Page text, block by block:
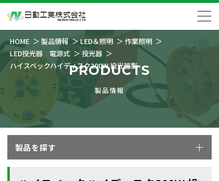
HOME 製品情報 LED＆照明
作業照明
LED投光器 電源式
投光器
ハイスペックハイディスク200W 投光器型
PRODUCTS
製品情報
製品を探す